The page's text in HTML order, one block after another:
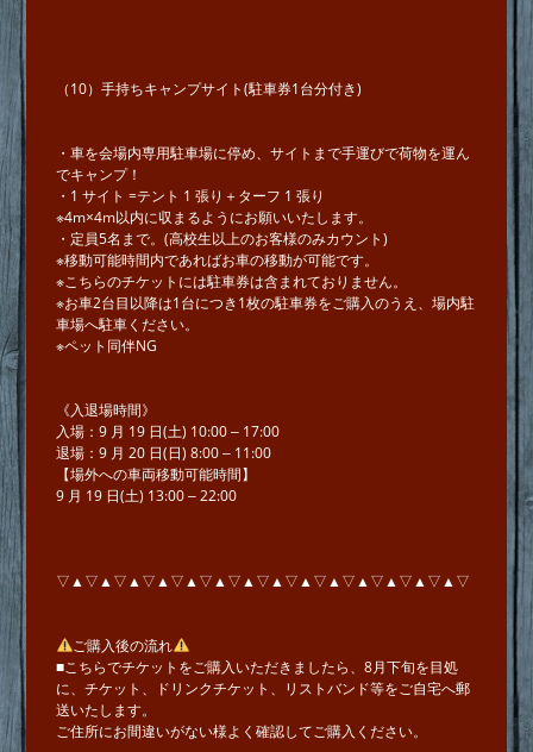
（10）⼿持ちキャンプサイト(駐⾞券1台分付き)
・⾞を会場内専用駐⾞場に停め、サイトまで⼿運びで荷物を運ん
でキャンプ！
・1 サイト =テント 1 張り＋ターフ 1 張り
※4m×4m以内に収まるようにお願いいたします。
・定員5名まで。(⾼校⽣以上のお客様のみカウント)
※移動可能時間内であればお⾞の移動が可能です。
※こちらのチケットには駐⾞券は含まれておりません。
※お⾞2台⽬以降は1台につき1枚の駐⾞券をご購⼊のうえ、場内駐
⾞場へ駐⾞ください。
※ペット同伴NG
《⼊退場時間》
⼊場：9 ⽉ 19 ⽇(⼟) 10:00 ‒ 17:00
退場：9 ⽉ 20 ⽇(⽇) 8:00 ‒ 11:00
【場外への⾞両移動可能時間】
9 ⽉ 19 ⽇(⼟) 13:00 ‒ 22:00
▽▲▽▲▽▲▽▲▽▲▽▲▽▲▽▲▽▲▽▲▽▲▽▲▽▲▽▲▽
ご購入後の流れ
■こちらでチケットをご購入いただきましたら、8月下旬を目処
に、チケット、ドリンクチケット、リストバンド等をご自宅へ郵
送いたします。
ご住所にお間違いがない様よく確認してご購入ください。